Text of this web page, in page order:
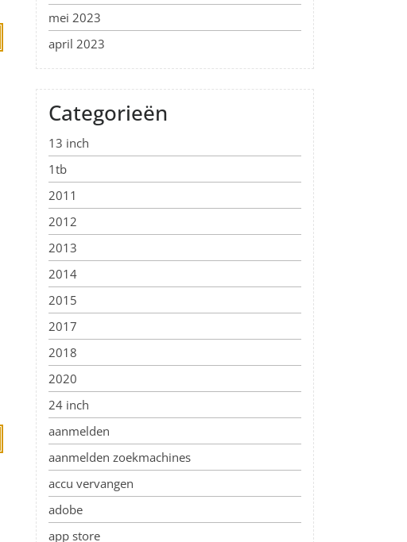
mei 2023
april 2023
Categorieën
13 inch
1tb
2011
2012
2013
2014
2015
2017
2018
2020
24 inch
aanmelden
aanmelden zoekmachines
accu vervangen
adobe
app store